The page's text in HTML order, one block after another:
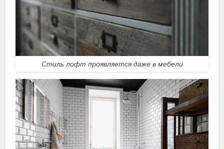
Стиль лофт проявляется даже в мебели